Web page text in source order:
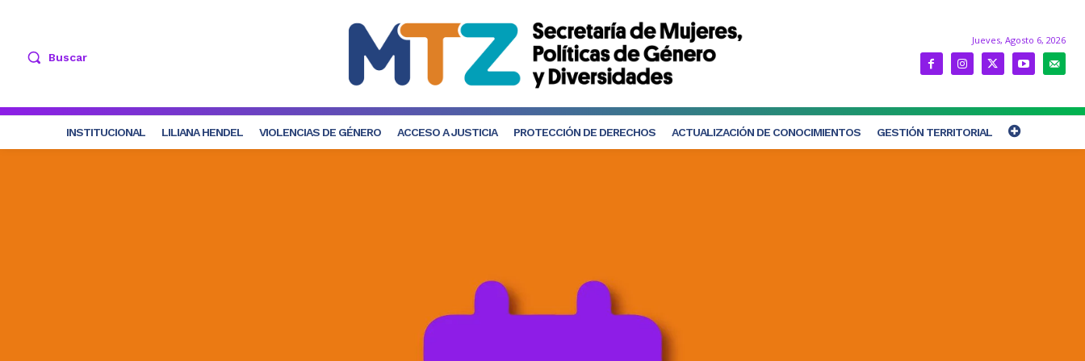
Buscar
Jueves, Agosto 6, 2026
INSTITUCIONAL LILIANA HENDEL VIOLENCIAS DE GÉNERO ACCESO A JUSTICIA PROTECCIÓN DE DERECHOS ACTUALIZACIÓN DE CONOCIMIENTOS GESTIÓN TERRITORIAL